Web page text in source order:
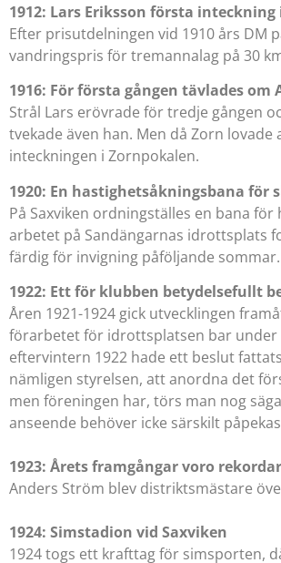
1912: Lars Eriksson första
Efter prisutdelningen vid 1910 års DM
vandringspris för tremannalag på 30
1916: För första gången tävlades om
Strål Lars erövrade för tredje gången
tvekade även han. Men då Zorn
inteckningen i Zornpokalen.
1920: En hastighetsåkningsbana för
På Saxviken ordningställes en bana
arbetet på Sandängarnas idrottsplats
färdig för invigning påföljande sommar.
1922: Ett för klubben betydelsefullt
Åren 1921-1924 gick utvecklingen
förarbetet för idrottsplatsen bar under
eftervintern 1922 hade ett beslut
nämligen styrelsen, att anordna det
men föreningen har, törs man nog
anseende behöver icke särskilt
1923: Årets framgångar voro
Anders Ström blev distriktsmästare
1924: Simstadion vid Saxviken
1924 togs ett krafttag för simsporten,